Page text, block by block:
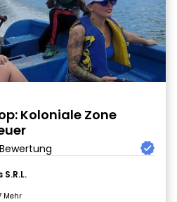
Koloniale Zone
Mehr